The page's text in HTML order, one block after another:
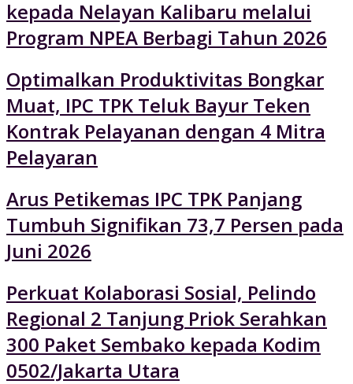
kepada Nelayan Kalibaru melalui
Program NPEA Berbagi Tahun 2026
Optimalkan Produktivitas Bongkar
Muat, IPC TPK Teluk Bayur Teken
Kontrak Pelayanan dengan 4 Mitra
Pelayaran
Arus Petikemas IPC TPK Panjang
Tumbuh Signifikan 73,7 Persen pada
Juni 2026
Perkuat Kolaborasi Sosial, Pelindo
Regional 2 Tanjung Priok Serahkan
300 Paket Sembako kepada Kodim
0502/Jakarta Utara